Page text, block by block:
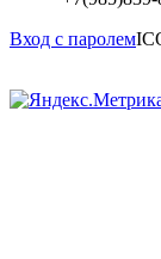
Вход с паролем